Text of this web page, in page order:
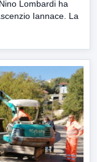
Lombardi ha
Iannace. La